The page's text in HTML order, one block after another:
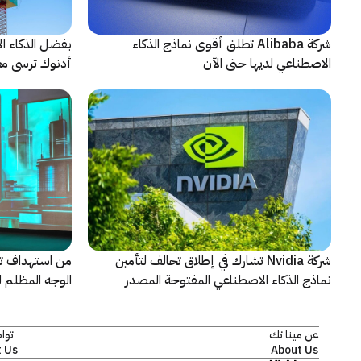
شركة Alibaba تطلق أقوى نماذج الذكاء
الاصطناعي لديها حتى الآن
بفضل الذكاء
أدنوك ترسي
شركة Nvidia تشارك في إطلاق تحالف لتأمين
نماذج الذكاء الاصطناعي المفتوحة المصدر
من
الوجه المظلم
عن مينا تك
About Us